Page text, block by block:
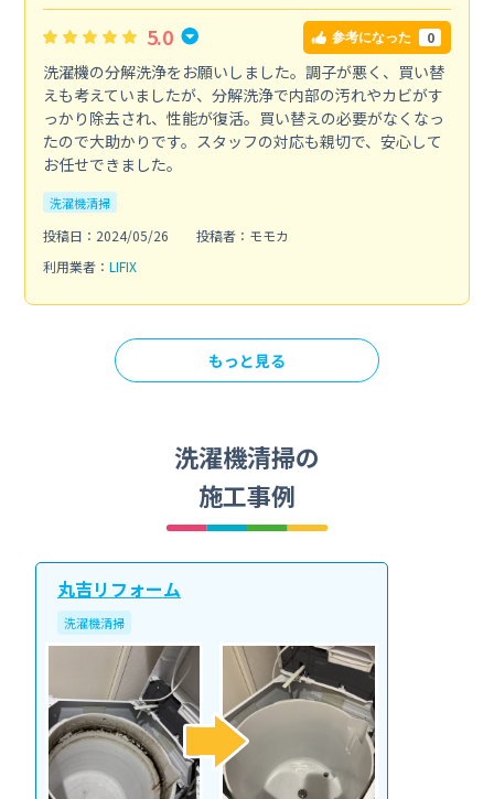
5.0 参考になった 0
洗濯機の分解洗浄をお願いしました。調子が悪く、買い替
えも考えていましたが、分解洗浄で内部の汚れやカビがす
っかり除去され、性能が復活。買い替えの必要がなくなっ
たので大助かりです。スタッフの対応も親切で、安心して
お任せできました。
洗濯機清掃
投稿日：2024/05/26
投稿者：モモカ
利用業者： LIFIX
もっと見る
洗濯機清掃の
施工事例
丸吉リフォーム
洗濯機清掃